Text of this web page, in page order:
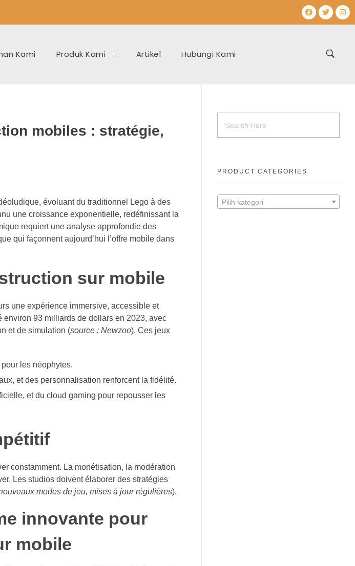
Kami Produk Kami Artikel Hubungi Kami
mobiles : stratégie,
évoluant du traditionnel Lego à des
une croissance exponentielle, redéfinissant la
requiert une analyse approfondie des
qui façonnent aujourd’hui l’offre mobile dans
sur mobile
une expérience immersive, accessible et
93 milliards de dollars en 2023, avec
et de simulation (source : Newzoo). Ces jeux
les néophytes.
et des personnalisation renforcent la fidélité.
et du cloud gaming pour repousser les
constamment. La monétisation, la modération
Les studios doivent élaborer des stratégies
modes de jeu, mises à jour régulières).
innovante pour
mobile
PRODUCT CATEGORIES
Pilih kategori